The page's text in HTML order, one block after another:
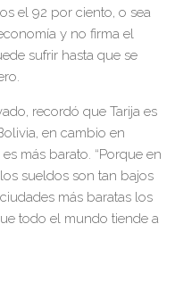
el 92 por ciento, o sea
y no firma el
sufrir hasta que se
recordó que Tarija es
en cambio en
más barato. “Porque en
sueldos son tan bajos
más baratas los
todo el mundo tiende a